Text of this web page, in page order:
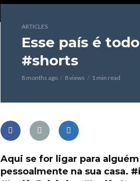
ARTICLES
Esse país é
#shorts
8 months ago 8 views 1 min read
Aqui se for ligar para
pessoalmente na sua casa.